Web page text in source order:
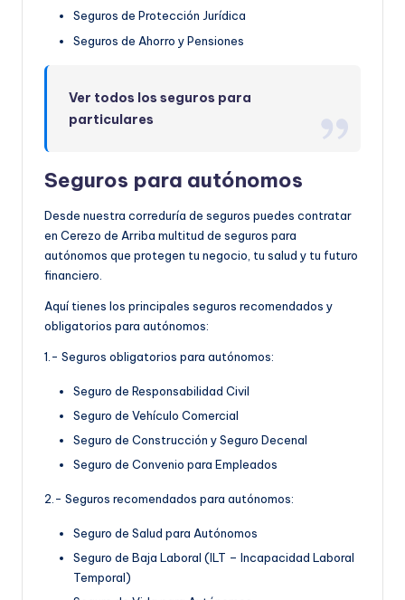
Seguros de Protección Jurídica
Seguros de Ahorro y Pensiones
Ver todos los seguros para
particulares
Seguros para autónomos
Desde nuestra correduría de seguros puedes contratar
en Cerezo de Arriba multitud de seguros para
autónomos que protegen tu negocio, tu salud y tu futuro
financiero.
Aquí tienes los principales seguros recomendados y
obligatorios para autónomos:
1.- Seguros obligatorios para autónomos:
Seguro de Responsabilidad Civil
Seguro de Vehículo Comercial
Seguro de Construcción y Seguro Decenal
Seguro de Convenio para Empleados
2.- Seguros recomendados para autónomos:
Seguro de Salud para Autónomos
Seguro de Baja Laboral (ILT – Incapacidad Laboral
Temporal)